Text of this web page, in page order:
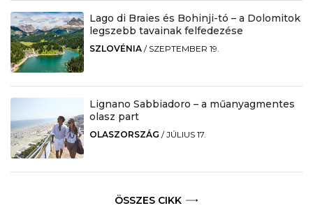
Lago di Braies és Bohinji-tó – a Dolomitok
legszebb tavainak felfedezése
SZLOVÉNIA / SZEPTEMBER 19.
Lignano Sabbiadoro – a műanyagmentes
olasz part
OLASZORSZÁG /JÚLIUS 17.
ÖSSZES CIKK